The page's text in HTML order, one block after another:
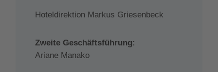
Hoteldirektion Markus Griesenbeck
Zweite Geschäftsführung:
Ariane Manako